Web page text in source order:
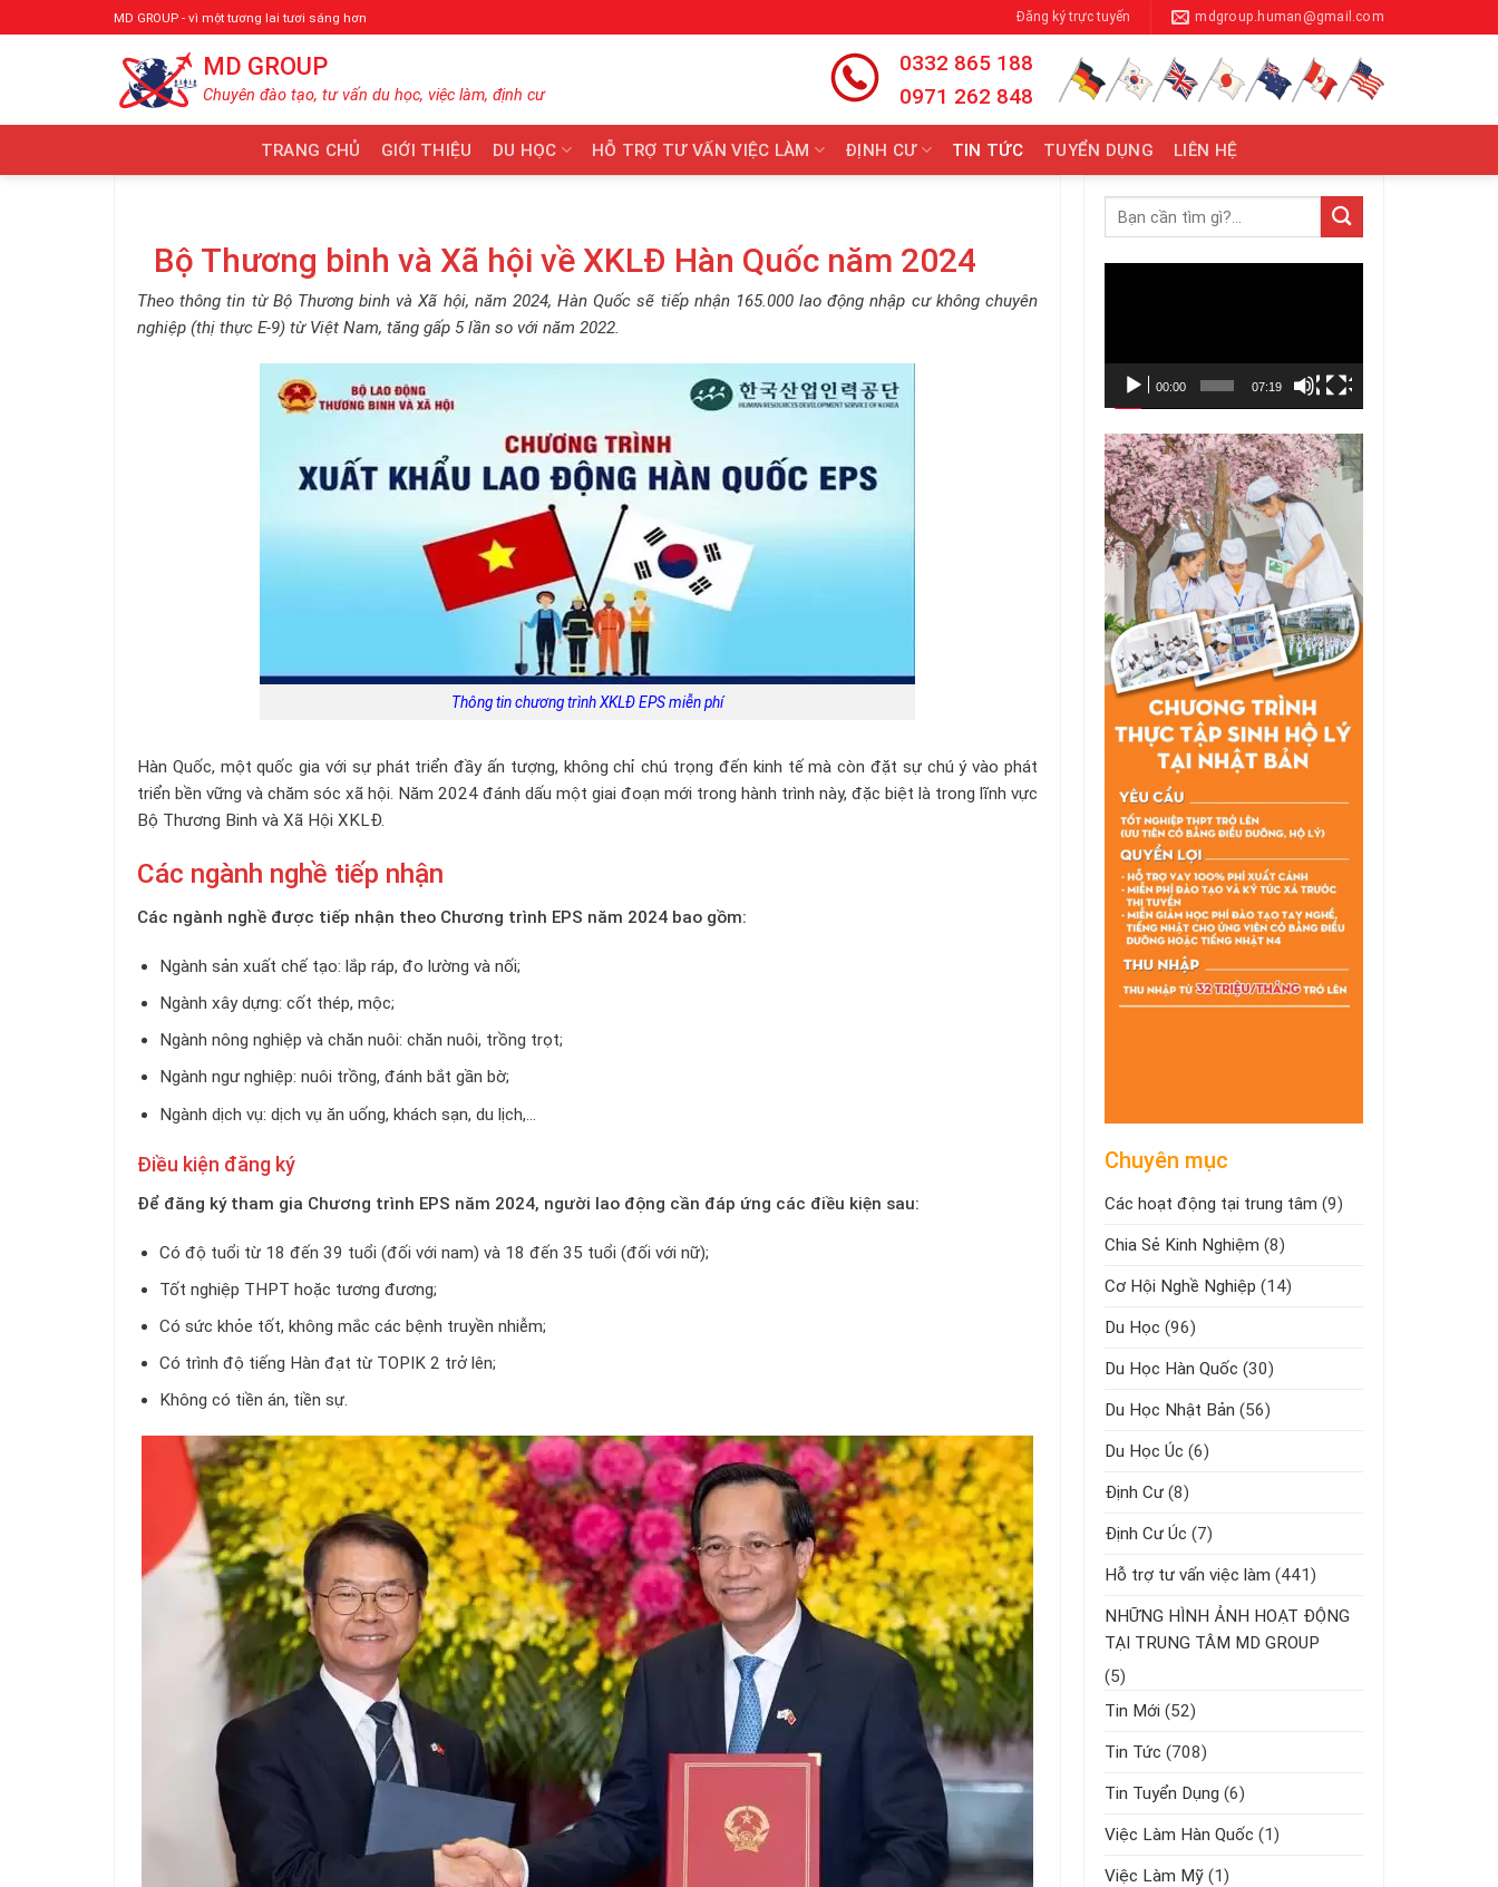
qua
MD GROUP - vì một tương lai tươi sáng hơn Đăng ký trực tuyến mdgroup.human@gmail.com
MD GROUP
Chuyên đào tạo, tư vấn du học, việc làm, định cư
0332 865 188
0971 262 848
TRANG CHỦ GIỚI THIỆU DU HỌC HỖ TRỢ TƯ VẤN VIỆC LÀM ĐỊNH CƯ TIN TỨC TUYỂN DỤNG LIÊN HỆ
Bộ Thương binh và Xã hội về XKLĐ Hàn Quốc năm 2024
Theo thông tin từ Bộ Thương binh và Xã hội, năm 2024, Hàn Quốc sẽ tiếp nhận 165.000 lao động nhập cư không chuyên
nghiệp (thị thực E-9) từ Việt Nam, tăng gấp 5 lần so với năm 2022.
Thông tin chương trình XKLĐ EPS miễn phí
Hàn Quốc, một quốc gia với sự phát triển đầy ấn tượng, không chỉ chú trọng đến kinh tế mà còn đặt sự chú ý vào phát
triển bền vững và chăm sóc xã hội. Năm 2024 đánh dấu một giai đoạn mới trong hành trình này, đặc biệt là trong lĩnh vực
Bộ Thương Binh và Xã Hội XKLĐ.
Các ngành nghề tiếp nhận
Các ngành nghề được tiếp nhận theo Chương trình EPS năm 2024 bao gồm:
Ngành sản xuất chế tạo: lắp ráp, đo lường và nối;
Ngành xây dựng: cốt thép, mộc;
Ngành nông nghiệp và chăn nuôi: chăn nuôi, trồng trọt;
Ngành ngư nghiệp: nuôi trồng, đánh bắt gần bờ;
Ngành dịch vụ: dịch vụ ăn uống, khách sạn, du lịch,…
Điều kiện đăng ký
Để đăng ký tham gia Chương trình EPS năm 2024, người lao động cần đáp ứng các điều kiện sau:
Có độ tuổi từ 18 đến 39 tuổi (đối với nam) và 18 đến 35 tuổi (đối với nữ);
Tốt nghiệp THPT hoặc tương đương;
Có sức khỏe tốt, không mắc các bệnh truyền nhiễm;
Có trình độ tiếng Hàn đạt từ TOPIK 2 trở lên;
Không có tiền án, tiền sự.
00:00 07:19
Chuyên mục
Các hoạt động tại trung tâm (9)
Chia Sẻ Kinh Nghiệm (8)
Cơ Hội Nghề Nghiệp (14)
Du Học (96)
Du Học Hàn Quốc (30)
Du Học Nhật Bản (56)
Du Học Úc (6)
Định Cư (8)
Định Cư Úc (7)
Hỗ trợ tư vấn việc làm (441)
NHỮNG HÌNH ẢNH HOẠT ĐỘNG
TẠI TRUNG TÂM MD GROUP
(5)
Tin Mới (52)
Tin Tức (708)
Tin Tuyển Dụng (6)
Việc Làm Hàn Quốc (1)
Việc Làm Mỹ (1)